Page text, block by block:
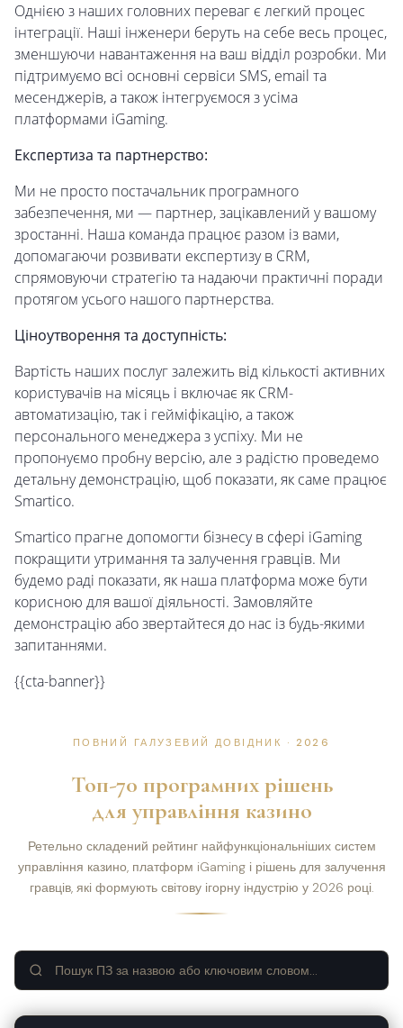
Однією з наших головних переваг є легкий процес
інтеграції. Наші інженери беруть на себе весь процес,
зменшуючи навантаження на ваш відділ розробки. Ми
підтримуємо всі основні сервіси SMS, email та
месенджерів, а також інтегруємося з усіма
платформами iGaming.
Експертиза та партнерство:
Ми не просто постачальник програмного
забезпечення, ми — партнер, зацікавлений у вашому
зростанні. Наша команда працює разом із вами,
допомагаючи розвивати експертизу в CRM,
спрямовуючи стратегію та надаючи практичні поради
протягом усього нашого партнерства.
Ціноутворення та доступність:
Вартість наших послуг залежить від кількості активних
користувачів на місяць і включає як CRM-
автоматизацію, так і гейміфікацію, а також
персонального менеджера з успіху. Ми не
пропонуємо пробну версію, але з радістю проведемо
детальну демонстрацію, щоб показати, як саме працює
Smartico.
Smartico прагне допомогти бізнесу в сфері iGaming
покращити утримання та залучення гравців. Ми
будемо раді показати, як наша платформа може бути
корисною для вашої діяльності. Замовляйте
демонстрацію або звертайтеся до нас із будь-якими
запитаннями.
{{cta-banner}}
ПОВНИЙ ГАЛУЗЕВИЙ ДОВІДНИК · 2026
Топ-70 програмних рішень
для управління казино
Ретельно складений рейтинг найфункціональніших систем
управління казино, платформ iGaming і рішень для залучення
гравців, які формують світову ігорну індустрію у 2026 році.